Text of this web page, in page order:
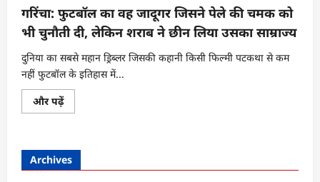
गरिंचा: फुटबॉल का वह जादूगर जिसने पेले की चमक को
भी चुनौती दी, लेकिन शराब ने छीन लिया उसका साम्राज्य
दुनिया का सबसे महान ड्रिब्लर जिसकी कहानी किसी फिल्मी पटकथा से कम
नहीं फुटबॉल के इतिहास में...
और पढ़ेंगरिंचा:
फुटबॉल
जिसने
पेले
की
Archives